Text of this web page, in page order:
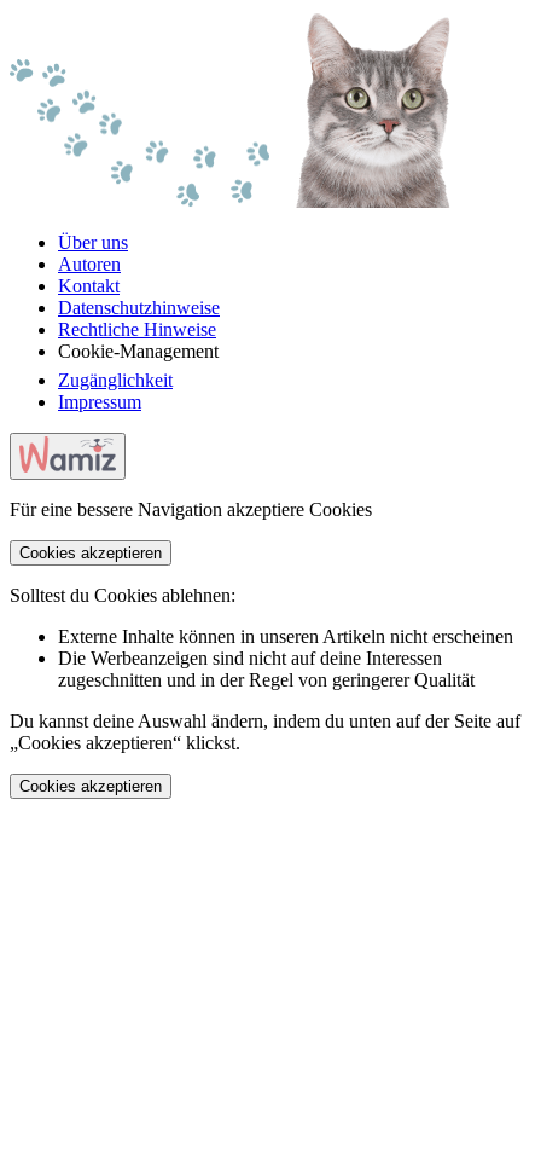
Über uns
Autoren
Kontakt
Datenschutzhinweise
Rechtliche Hinweise
Cookie-Management
Zugänglichkeit
Impressum
Für eine bessere Navigation akzeptiere Cookies
Cookies akzeptieren
Solltest du Cookies ablehnen:
Externe Inhalte können in unseren Artikeln nicht erscheinen
Die Werbeanzeigen sind nicht auf deine Interessen
zugeschnitten und in der Regel von geringerer Qualität
Du kannst deine Auswahl ändern, indem du unten auf der Seite auf
„Cookies akzeptieren“ klickst.
Cookies akzeptieren